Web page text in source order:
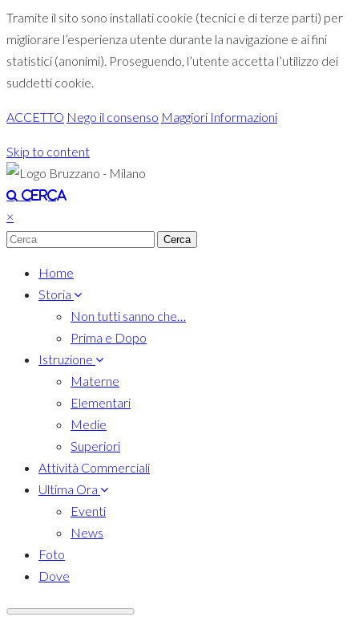
Tramite il sito sono installati cookie (tecnici e di terze parti) per
migliorare l’esperienza utente durante la navigazione e ai fini
statistici (anonimi). Proseguendo, l’utente accetta l’utilizzo dei
suddetti cookie.
ACCETTO Nego il consenso Maggiori Informazioni
Skip to content
Toggle navigation
Cerca
×
Home
Storia
Non tutti sanno che…
Prima e Dopo
Istruzione
Materne
Elementari
Medie
Superiori
Attività Commerciali
Ultima Ora
Eventi
News
Foto
Dove